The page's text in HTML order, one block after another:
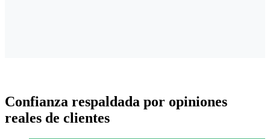
Confianza respaldada por opiniones
reales de clientes